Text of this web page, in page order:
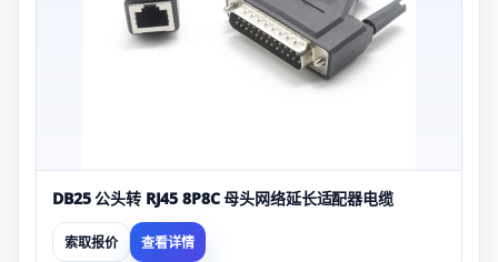
DB25 公头转 RJ45 8P8C 母头网络延长适配器电缆
索取报价 查看详情